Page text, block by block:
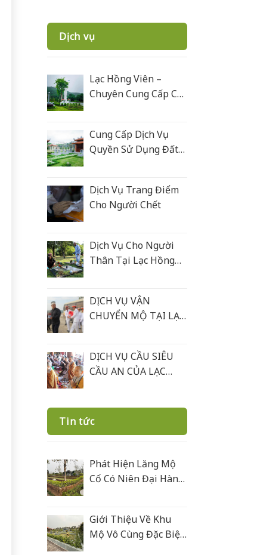
Dịch vụ
Lạc Hồng Viên –
Chuyên Cung Cấp Các
Cung Cấp Dịch Vụ
Quyền Sử Dụng Đất
Dịch Vụ Trang Điểm
Cho Người Chết
Dịch Vụ Cho Người
Thân Tại Lạc Hồng
DỊCH VỤ VẬN
CHUYỂN MỘ TẠI LẠC
DỊCH VỤ CẦU SIÊU
CẦU AN CỦA LẠC
Tin tức
Phát Hiện Lăng Mộ
Cổ Có Niên Đại Hàng
Giới Thiệu Về Khu
Mộ Vô Cùng Đặc Biệt